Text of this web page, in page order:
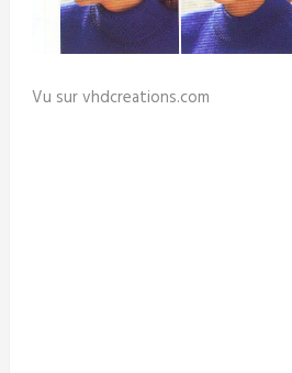
Vu sur vhdcreations.com